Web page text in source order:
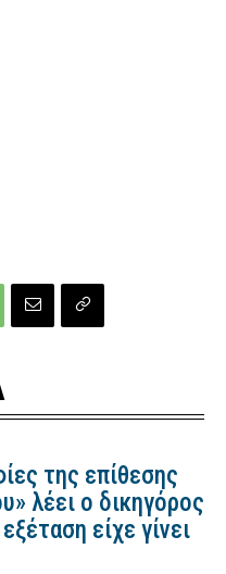
της επίθεσης
λέει ο δικηγόρος
είχε γίνει